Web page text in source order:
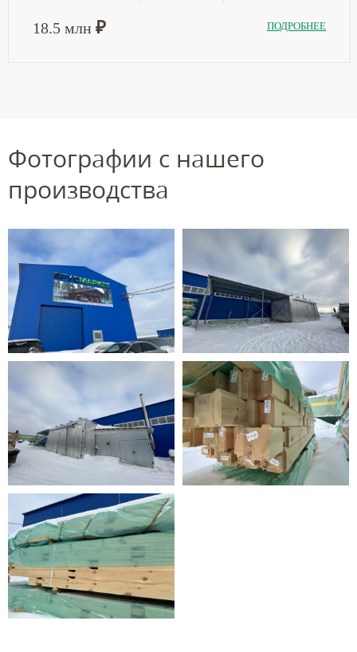
18.5 млн ₽ ПОДРОБНЕЕ
Фотографии с нашего
производства